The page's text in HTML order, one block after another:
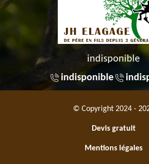
indisponible
indisponible
© Copyright 2024 -
Devis gratuit
Mentions légales